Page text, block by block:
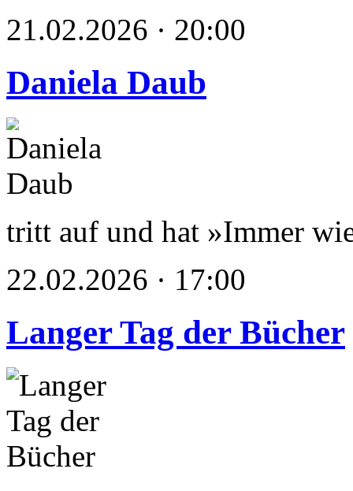
21.02.2026 · 20:00
Daniela Daub
tritt auf und hat »Immer
22.02.2026 · 17:00
Langer Tag der Bücher